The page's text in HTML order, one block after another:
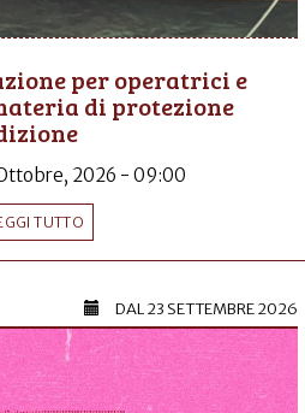
per operatrici e
di protezione
2026 - 09:00
TUTTO
DAL23 SETTEMBRE 2026